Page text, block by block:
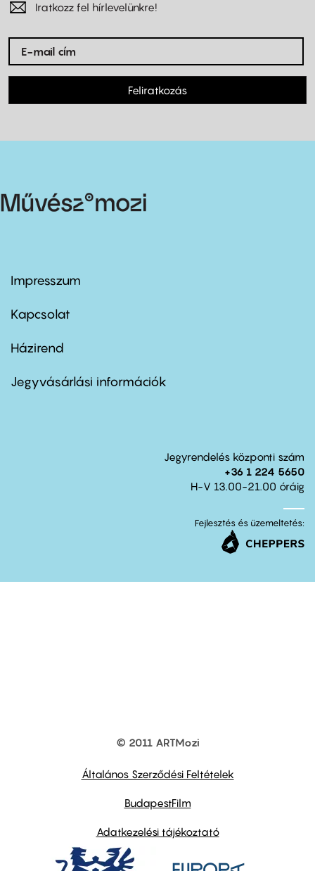
Iratkozz fel hírlevelünkre!
Feliratkozás
Footer
first
Impresszum
Kapcsolat
Footer
second
Házirend
Jegyvásárlási információk
Jegyrendelés központi szám
+36 1 224 5650
H-V 13.00-21.00 óráig
Fejlesztés és üzemeltetés:
© 2011 ARTMozi
Általános Szerződési Feltételek
BudapestFilm
Adatkezelési tájékoztató